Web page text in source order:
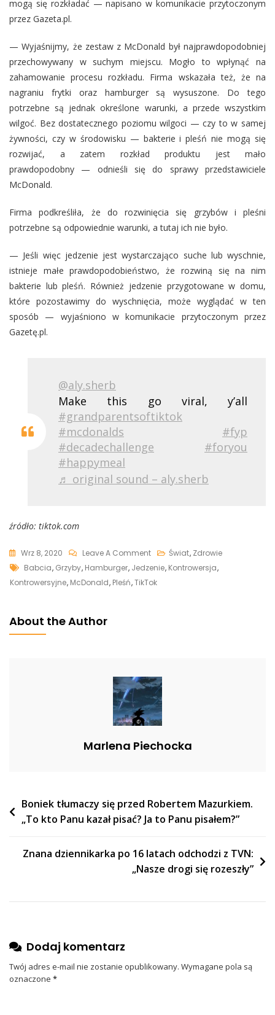
mogą się rozkładać — napisano w komunikacie przytoczonym
przez Gazeta.pl.
— Wyjaśnijmy, że zestaw z McDonald był najprawdopodobniej
przechowywany w suchym miejscu. Mogło to wpłynąć na
zahamowanie procesu rozkładu. Firma wskazała też, że na
nagraniu frytki oraz hamburger są wysuszone. Do tego
potrzebne są jednak określone warunki, a przede wszystkim
wilgoć. Bez dostatecznego poziomu wilgoci — czy to w samej
żywności, czy w środowisku — bakterie i pleśń nie mogą się
rozwijać, a zatem rozkład produktu jest mało
prawdopodobny — odnieśli się do sprawy przedstawiciele
McDonald.
Firma podkreśliła, że do rozwinięcia się grzybów i pleśni
potrzebne są odpowiednie warunki, a tutaj ich nie było.
— Jeśli więc jedzenie jest wystarczająco suche lub wyschnie,
istnieje małe prawdopodobieństwo, że rozwiną się na nim
bakterie lub pleśń. Również jedzenie przygotowane w domu,
które pozostawimy do wyschnięcia, może wyglądać w ten
sposób — wyjaśniono w komunikacie przytoczonym przez
Gazetę.pl.
@aly.sherb
Make this go viral, y’all
#grandparentsoftiktok
#mcdonalds
#fyp
#decadechallenge
#foryou
#happymeal
♬ original sound – aly.sherb
źródło: tiktok.com
Wrz 8, 2020 Leave A CommentOn
Przez
24
Efekty
Szokują.
Firma
Musiała
Odpowiedzieć
Świat, Zdrowie
Tags
Babcia, Grzyby, Hamburger, Jedzenie, Kontrowersja,
Kontrowersyjne, McDonald, Pleśń,TikTok
About the Author
Marlena Piechocka
Nawigacja
wpisu
Boniek tłumaczy się przed Robertem Mazurkiem.
„To kto Panu kazał pisać? Ja to Panu pisałem?”
Znana dziennikarka po 16 latach odchodzi z TVN:
„Nasze drogi się rozeszły”
Dodaj komentarz
Twój adres e-mail nie zostanie opublikowany. Wymagane pola są
oznaczone *